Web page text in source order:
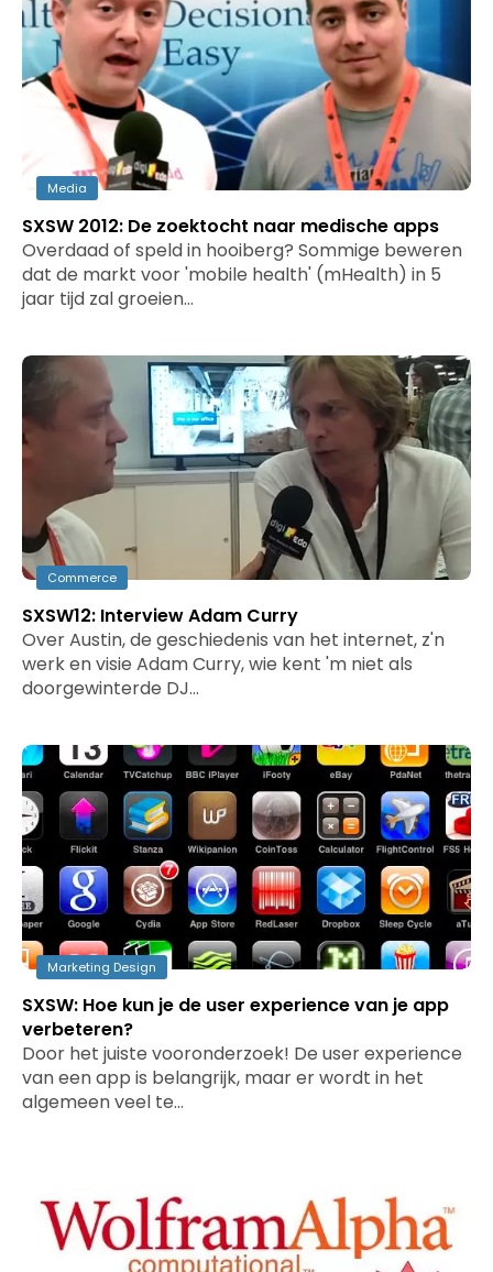
Media
SXSW 2012: De zoektocht naar medische apps
Overdaad of speld in hooiberg? Sommige beweren
dat de markt voor 'mobile health' (mHealth) in 5
jaar tijd zal groeien…
Commerce
SXSW12: Interview Adam Curry
Over Austin, de geschiedenis van het internet, z'n
werk en visie Adam Curry, wie kent 'm niet als
doorgewinterde DJ…
Marketing Design
SXSW: Hoe kun je de user experience van je app
verbeteren?
Door het juiste vooronderzoek! De user experience
van een app is belangrijk, maar er wordt in het
algemeen veel te…